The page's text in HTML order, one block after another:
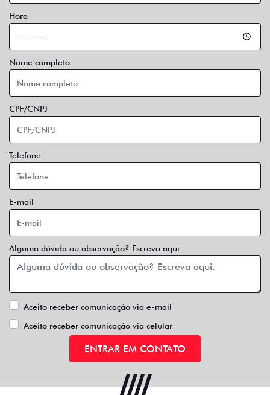
Hora
Nome completo
CPF/CNPJ
Telefone
E-mail
Alguma dúvida ou observação? Escreva aqui.
Aceito receber comunicação via e-mail
Aceito receber comunicação via celular
ENTRAR EM CONTATO